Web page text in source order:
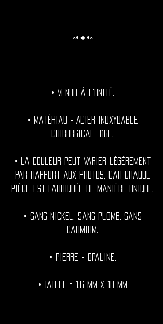
◦•✦•◦
• Vendu à l'unité.
• Matériau = Acier inoxydable
chirurgical 316l.
• La couleur peut varier légèrement
par rapport aux photos, car chaque
pièce est fabriquée de manière unique.
• Sans nickel. Sans plomb. Sans
cadmium.
• Pierre = Opaline.
• Taille = 1,6 mm x 10 mm